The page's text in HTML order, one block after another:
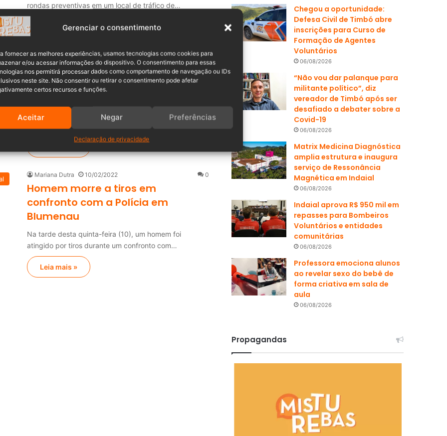
Gerenciar o consentimento
fornecer as melhores experiências, usamos tecnologias como cookies para
e/ou acessar informações do dispositivo. O consentimento para essas
nos permitirá processar dados como comportamento de navegação ou IDs
neste site. Não consentir ou retirar o consentimento pode afetar
certos recursos e funções.
Aceitar Negar Preferências
Declaração de privacidade
rondas preventivas em um local de tráfico de…
Leia mais »
Mariana Dutra 11/02/2022 0
Integrante de facção criminosa é
morto após confronto com a PM
em Blumenau
Na noite da última quinta-feira (10), por volta das
18h57, durante o patrulhamento preventiva, a…
Mariana Dutra 10/02/2022 0
Homem morre a tiros em
confronto com a Polícia em
Blumenau
Na tarde desta quinta-feira (10), um homem foi
atingido por tiros durante um confronto com…
Leia mais »
Chegou a oportunidade:
Defesa Civil de Timbó abre
inscrições para Curso de
Formação de Agentes
Voluntários
06/08/2026
“Não vou dar palanque para
militante político”, diz
vereador de Timbó após ser
desafiado a debater sobre a
Covid-19
06/08/2026
Matrix Medicina Diagnóstica
amplia estrutura e inaugura
serviço de Ressonância
Magnética em Indaial
06/08/2026
Indaial aprova R$ 950 mil em
repasses para Bombeiros
Voluntários e entidades
comunitárias
06/08/2026
Professora emociona alunos
ao revelar sexo do bebê de
forma criativa em sala de
aula
06/08/2026
Propagandas